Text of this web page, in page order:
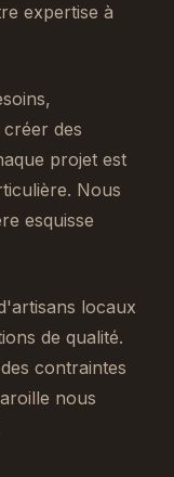
expertise à
des
projet est
Nous
esquisse
locaux
de qualité.
contraintes
nous